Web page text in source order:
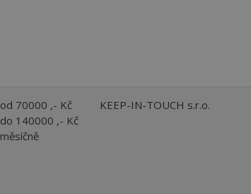
od 70000 ,- Kč
do 140000 ,- Kč
měsíčně
KEEP-IN-TOUCH s.r.o.